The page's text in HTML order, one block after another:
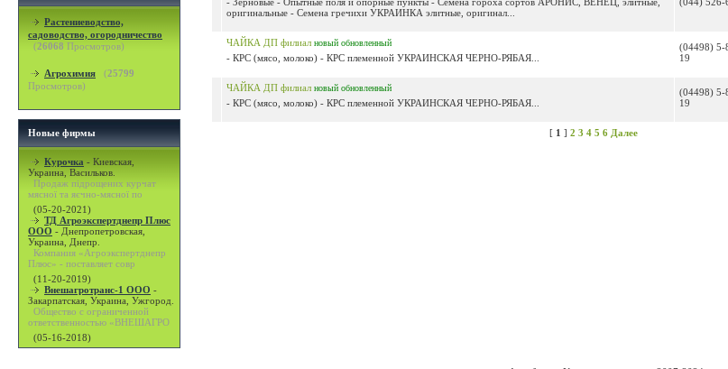
Растениеводство,
садоводство, огородничество
(26068 Просмотров)
Агрохимия (25799
Просмотров)
Новые фирмы
Курочка - Киевская,
Украина, Васильков.
Продаж підрощених курчат
мясної та яєчно-мясної по
(05-20-2021)
ТД Агроэкспертднепр Плюс
ООО - Днепропетровская,
Украина, Днепр.
Компания «Агроэкспертднепр
Плюс» - поставляет совр
(11-20-2019)
Внешагротранс-1 ООО -
Закарпатская, Украина, Ужгород.
Общество с ограниченной
ответственностью «ВНЕШАГРО
(05-16-2018)
оригинальные - Семена гречихи УКРАИНКА элитные, оригинал...
ЧАЙКА ДП филиал новый обновленный
- КРС (мясо, молоко) - КРС племенной УКРАИНСКАЯ ЧЕРНО-РЯБАЯ...
(04498) 5-
19
ЧАЙКА ДП филиал новый обновленный
- КРС (мясо, молоко) - КРС племенной УКРАИНСКАЯ ЧЕРНО-РЯБАЯ...
(04498) 5-
19
[ 1 ] 2 3 4 5 6 Далее